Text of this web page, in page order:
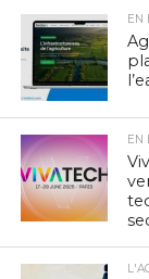
EN
EN